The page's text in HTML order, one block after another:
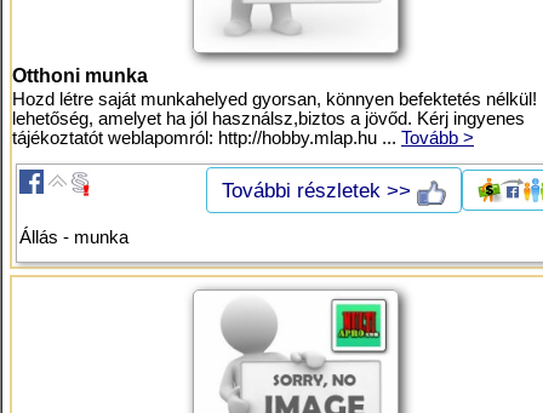
Otthoni munka
Hozd létre saját munkahelyed gyorsan, könnyen befektetés nélkül!
lehetőség, amelyet ha jól használsz,biztos a jövőd. Kérj ingyenes
tájékoztatót weblapomról: http://hobby.mlap.hu ... Tovább >
További részletek >>
Állás - munka